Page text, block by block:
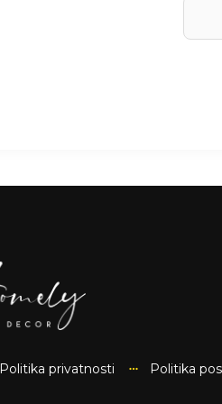
Politika privatnosti Politika